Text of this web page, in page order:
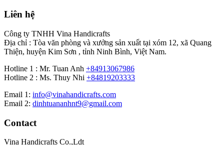
Liên hệ
Công ty TNHH Vina Handicrafts
Địa chỉ : Tòa văn phòng và xưởng sản xuất tại xóm 12, xã Quang
Thiện, huyện Kim Sơn , tỉnh Ninh Bình, Việt Nam.
Hotline 1 : Mr. Tuan Anh +84913067986
Hotline 2 : Ms. Thuy Nhi +84819203333
Email 1: info@vinahandicrafts.com
Email 2: dinhtuananhnt9@gmail.com
Contact
Vina Handicrafts Co.,Ldt